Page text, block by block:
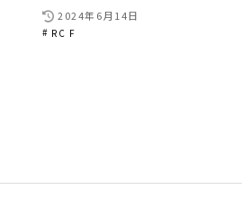
2024年6月14日
RC F